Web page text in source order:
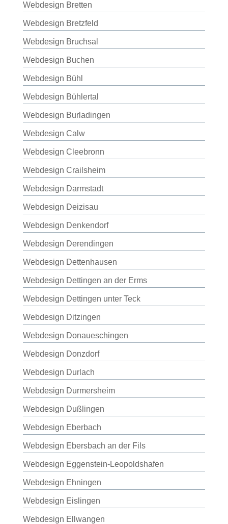
Webdesign Bretten
Webdesign Bretzfeld
Webdesign Bruchsal
Webdesign Buchen
Webdesign Bühl
Webdesign Bühlertal
Webdesign Burladingen
Webdesign Calw
Webdesign Cleebronn
Webdesign Crailsheim
Webdesign Darmstadt
Webdesign Deizisau
Webdesign Denkendorf
Webdesign Derendingen
Webdesign Dettenhausen
Webdesign Dettingen an der Erms
Webdesign Dettingen unter Teck
Webdesign Ditzingen
Webdesign Donaueschingen
Webdesign Donzdorf
Webdesign Durlach
Webdesign Durmersheim
Webdesign Dußlingen
Webdesign Eberbach
Webdesign Ebersbach an der Fils
Webdesign Eggenstein-Leopoldshafen
Webdesign Ehningen
Webdesign Eislingen
Webdesign Ellwangen